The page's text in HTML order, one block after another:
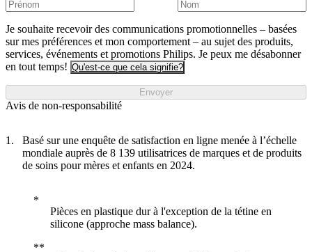
Je souhaite recevoir des communications promotionnelles – basées
sur mes préférences et mon comportement – au sujet des produits,
services, événements et promotions Philips. Je peux me désabonner
en tout temps! Qu'est-ce que cela signifie?
Envoyer
Avis de non-responsabilité
Basé sur une enquête de satisfaction en ligne menée à l’échelle
mondiale auprès de 8 139 utilisatrices de marques et de produits
de soins pour mères et enfants en 2024.
Pièces en plastique dur à l'exception de la tétine en
silicone (approche mass balance).